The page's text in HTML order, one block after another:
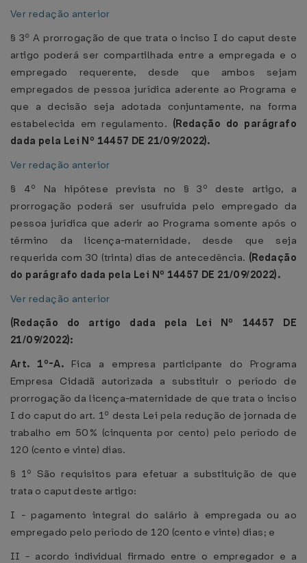
Ver redação anterior
§ 3º A prorrogação de que trata o inciso I do caput deste
artigo poderá ser compartilhada entre a empregada e o
empregado requerente, desde que ambos sejam
empregados de pessoa jurídica aderente ao Programa e
que a decisão seja adotada conjuntamente, na forma
estabelecida em regulamento. (Redação do parágrafo
dada pela Lei Nº 14457 DE 21/09/2022).
Ver redação anterior
§ 4º Na hipótese prevista no § 3º deste artigo, a
prorrogação poderá ser usufruída pelo empregado da
pessoa jurídica que aderir ao Programa somente após o
término da licença-maternidade, desde que seja
requerida com 30 (trinta) dias de antecedência. (Redação
do parágrafo dada pela Lei Nº 14457 DE 21/09/2022).
Ver redação anterior
(Redação do artigo dada pela Lei Nº 14457 DE
21/09/2022):
Art. 1º-A. Fica a empresa participante do Programa
Empresa Cidadã autorizada a substituir o período de
prorrogação da licença-maternidade de que trata o inciso
I do caput do art. 1º desta Lei pela redução de jornada de
trabalho em 50% (cinquenta por cento) pelo período de
120 (cento e vinte) dias.
§ 1º São requisitos para efetuar a substituição de que
trata o caput deste artigo:
I - pagamento integral do salário à empregada ou ao
empregado pelo período de 120 (cento e vinte) dias; e
II - acordo individual firmado entre o empregador e a